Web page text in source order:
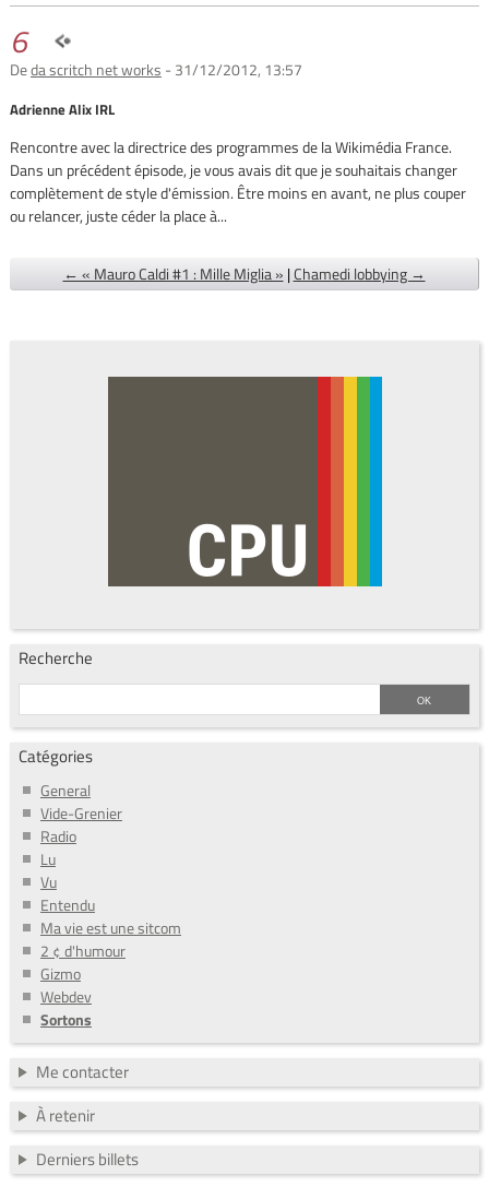
6
Deda scritch net works - 31/12/2012, 13:57
Adrienne Alix IRL
Rencontre avec la directrice des programmes de la Wikimédia France.
Dans un précédent épisode, je vous avais dit que je souhaitais changer
complètement de style d'émission. Être moins en avant, ne plus couper
ou relancer, juste céder la place à...
← « Mauro Caldi #1 : Mille Miglia » |Chamedi lobbying →
Recherche
Catégories
General
Vide-Grenier
Radio
Lu
Vu
Entendu
Ma vie est une sitcom
2 ¢ d'humour
Gizmo
Webdev
Sortons
Me contacter
À retenir
Derniers billets